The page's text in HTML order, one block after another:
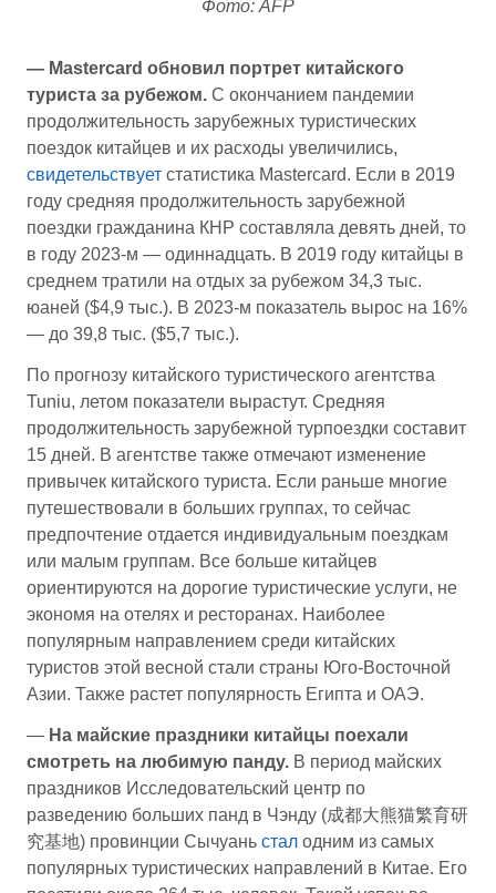
Фото: AFP
— Mastercard обновил портрет китайского
туриста за рубежом. С окончанием пандемии
продолжительность зарубежных туристических
поездок китайцев и их расходы увеличились,
свидетельствует статистика Mastercard. Если в 2019
году средняя продолжительность зарубежной
поездки гражданина КНР составляла девять дней, то
в году 2023-м — одиннадцать. В 2019 году китайцы в
среднем тратили на отдых за рубежом 34,3 тыс.
юаней ($4,9 тыс.). В 2023-м показатель вырос на 16%
— до 39,8 тыс. ($5,7 тыс.).
По прогнозу китайского туристического агентства
Tuniu, летом показатели вырастут. Средняя
продолжительность зарубежной турпоездки составит
15 дней. В агентстве также отмечают изменение
привычек китайского туриста. Если раньше многие
путешествовали в больших группах, то сейчас
предпочтение отдается индивидуальным поездкам
или малым группам. Все больше китайцев
ориентируются на дорогие туристические услуги, не
экономя на отелях и ресторанах. Наиболее
популярным направлением среди китайских
туристов этой весной стали страны Юго-Восточной
Азии. Также растет популярность Египта и ОАЭ.
— На майские праздники китайцы поехали
смотреть на любимую панду. В период майских
праздников Исследовательский центр по
разведению больших панд в Чэнду (成都大熊猫繁育研
究基地) провинции Сычуань стал одним из самых
популярных туристических направлений в Китае. Его